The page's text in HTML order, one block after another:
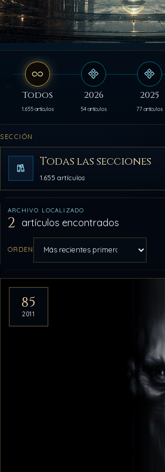
Todos
1.655 artículos
2026
54 artículos
2025
77 artículos
SECCIÓN
Todas las secciones
1.655 artículos
ARCHIVO LOCALIZADO
2 artículos encontrados
ORDEN
Artículos del
85
2011